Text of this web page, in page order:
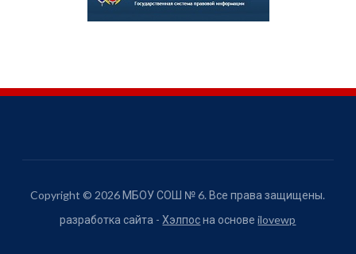
Copyright © 2026 МБОУ СОШ № 6. Все права защищены.
разработка сайта -Хэлпосна основеilovewp